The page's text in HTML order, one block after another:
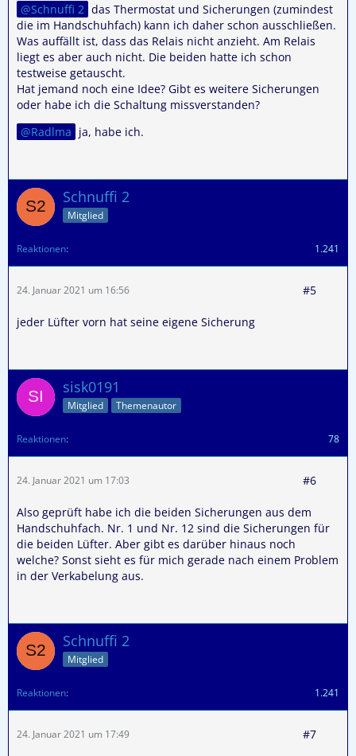
Schnuffi 2 das Thermostat und Sicherungen (zumindest
die im Handschuhfach) kann ich daher schon ausschließen.
Was auffällt ist, dass das Relais nicht anzieht. Am Relais
liegt es aber auch nicht. Die beiden hatte ich schon
testweise getauscht.
Hat jemand noch eine Idee? Gibt es weitere Sicherungen
oder habe ich die Schaltung missverstanden?
Radlma ja, habe ich.
Schnuffi 2
Mitglied
Reaktionen 1.241
24. Januar 2021 um 16:56 #5
jeder Lüfter vorn hat seine eigene Sicherung
sisk0191
Mitglied Themenautor
Reaktionen 78
24. Januar 2021 um 17:03 #6
Also geprüft habe ich die beiden Sicherungen aus dem
Handschuhfach. Nr. 1 und Nr. 12 sind die Sicherungen für
die beiden Lüfter. Aber gibt es darüber hinaus noch
welche? Sonst sieht es für mich gerade nach einem Problem
in der Verkabelung aus.
Schnuffi 2
Mitglied
Reaktionen 1.241
24. Januar 2021 um 17:49 #7